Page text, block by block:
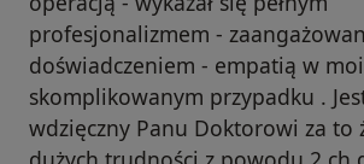
profesjonalizmem -
doświadczeniem - empatią w
skomplikowanym przypadku .
wdzięczny Panu Doktorowi za to